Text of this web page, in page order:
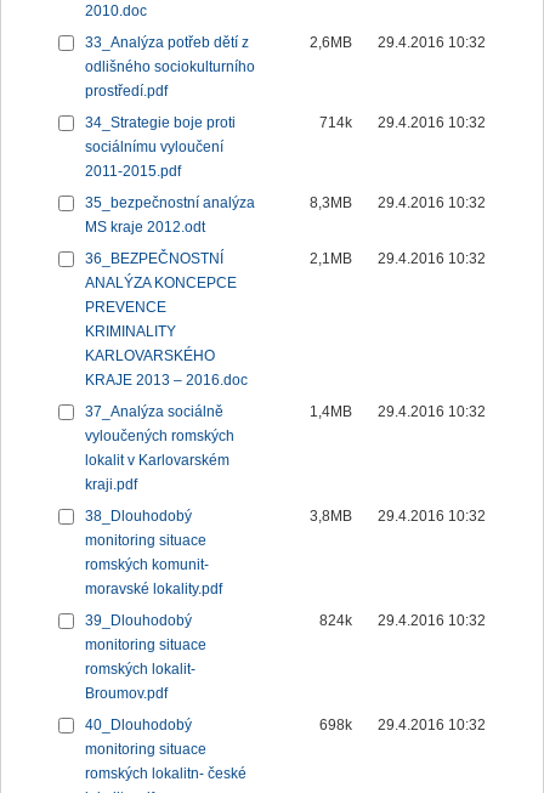
2010.doc
33_Analýza potřeb dětí z
odlišného sociokulturního
prostředí.pdf
2,6MB 29.4.2016 10:32
34_Strategie boje proti
sociálnímu vyloučení
2011-2015.pdf
714k 29.4.2016 10:32
35_bezpečnostní analýza
MS kraje 2012.odt
8,3MB 29.4.2016 10:32
36_BEZPEČNOSTNÍ
ANALÝZA KONCEPCE
PREVENCE
KRIMINALITY
KARLOVARSKÉHO
KRAJE 2013 – 2016.doc
2,1MB 29.4.2016 10:32
37_Analýza sociálně
vyloučených romských
lokalit v Karlovarském
kraji.pdf
1,4MB 29.4.2016 10:32
38_Dlouhodobý
monitoring situace
romských komunit-
moravské lokality.pdf
3,8MB 29.4.2016 10:32
39_Dlouhodobý
monitoring situace
romských lokalit-
Broumov.pdf
824k 29.4.2016 10:32
40_Dlouhodobý
monitoring situace
romských lokalitn- české
698k 29.4.2016 10:32